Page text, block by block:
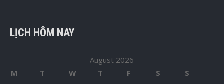
LỊCH HÔM NAY
August 2026
M
T W T F S
S